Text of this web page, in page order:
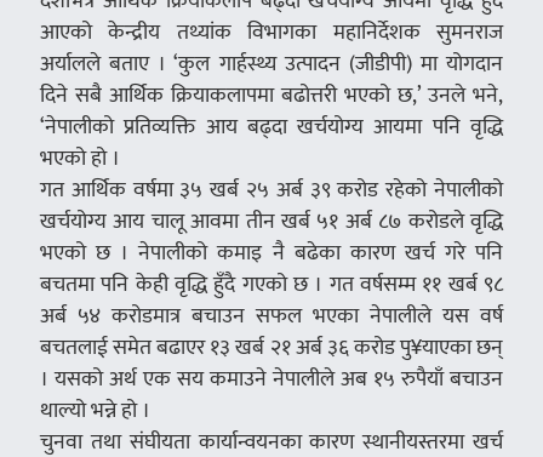
आएको केन्द्रीय तथ्यांक विभागका महानिर्देशक सुमनराज
अर्यालले बताए । ‘कुल गार्हस्थ्य उत्पादन (जीडीपी) मा योगदान
दिने सबै आर्थिक क्रियाकलापमा बढोत्तरी भएको छ,’ उनले भने,
‘नेपालीको प्रतिव्यक्ति आय बढ्दा खर्चयोग्य आयमा पनि वृद्धि
भएको हो ।
गत आर्थिक वर्षमा ३५ खर्ब २५ अर्ब ३९ करोड रहेको नेपालीको
खर्चयोग्य आय चालू आवमा तीन खर्ब ५१ अर्ब ८७ करोडले वृद्धि
भएको छ । नेपालीको कमाइ नै बढेका कारण खर्च गरे पनि
बचतमा पनि केही वृद्धि हुँदै गएको छ । गत वर्षसम्म ११ खर्ब ९८
अर्ब ५४ करोडमात्र बचाउन सफल भएका नेपालीले यस वर्ष
बचतलाई समेत बढाएर १३ खर्ब २१ अर्ब ३६ करोड पु¥याएका छन्
। यसको अर्थ एक सय कमाउने नेपालीले अब १५ रुपैयाँ बचाउन
थाल्यो भन्ने हो ।
चुनवा तथा संघीयता कार्यान्वयनका कारण स्थानीयस्तरमा खर्च